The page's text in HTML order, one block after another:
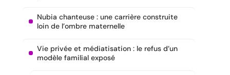
Nubia chanteuse : une carrière construite
loin de l’ombre maternelle
Vie privée et médiatisation : le refus d’un
modèle familial exposé